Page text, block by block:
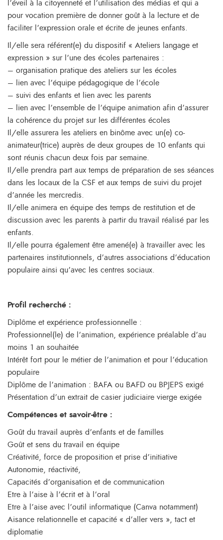
l’éveil à la citoyenneté et l’utilisation des médias et qui a
pour vocation première de donner goût à la lecture et de
faciliter l’expression orale et écrite de jeunes enfants.
Il/elle sera référent(e) du dispositif « Ateliers langage et
expression » sur l’une des écoles partenaires :
– organisation pratique des ateliers sur les écoles
– lien avec l’équipe pédagogique de l’école
– suivi des enfants et lien avec les parents
– lien avec l’ensemble de l’équipe animation afin d’assurer
la cohérence du projet sur les différentes écoles
Il/elle assurera les ateliers en binôme avec un(e) co-
animateur(trice) auprès de deux groupes de 10 enfants qui
sont réunis chacun deux fois par semaine.
Il/elle prendra part aux temps de préparation de ses séances
dans les locaux de la CSF et aux temps de suivi du projet
d’année les mercredis.
Il/elle animera en équipe des temps de restitution et de
discussion avec les parents à partir du travail réalisé par les
enfants.
Il/elle pourra également être amené(e) à travailler avec les
partenaires institutionnels, d’autres associations d’éducation
populaire ainsi qu’avec les centres sociaux.
Profil recherché :
Diplôme et expérience professionnelle :
Professionnel(le) de l’animation, expérience préalable d’au
moins 1 an souhaitée
Intérêt fort pour le métier de l’animation et pour l’éducation
populaire
Diplôme de l’animation : BAFA ou BAFD ou BPJEPS exigé
Présentation d’un extrait de casier judiciaire vierge exigée
Compétences et savoir-être :
Goût du travail auprès d’enfants et de familles
Goût et sens du travail en équipe
Créativité, force de proposition et prise d’initiative
Autonomie, réactivité,
Capacités d’organisation et de communication
Etre à l’aise à l’écrit et à l’oral
Etre à l’aise avec l’outil informatique (Canva notamment)
Aisance relationnelle et capacité « d’aller vers », tact et
diplomatie